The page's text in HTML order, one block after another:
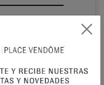
los aparatos
pueden causar
de contacto
HYDRACLEAR®